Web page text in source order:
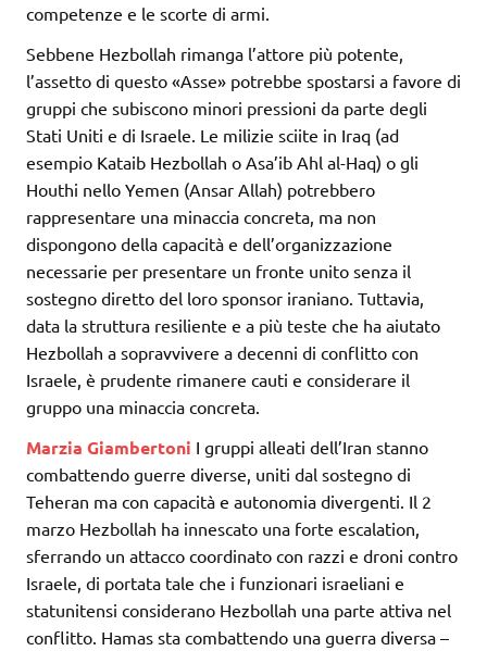
competenze e le scorte di armi.
Sebbene Hezbollah rimanga l’attore più potente,
l’assetto di questo «Asse» potrebbe spostarsi a favore di
gruppi che subiscono minori pressioni da parte degli
Stati Uniti e di Israele. Le milizie sciite in Iraq (ad
esempio Kataib Hezbollah o Asa’ib Ahl al-Haq) o gli
Houthi nello Yemen (Ansar Allah) potrebbero
rappresentare una minaccia concreta, ma non
dispongono della capacità e dell’organizzazione
necessarie per presentare un fronte unito senza il
sostegno diretto del loro sponsor iraniano. Tuttavia,
data la struttura resiliente e a più teste che ha aiutato
Hezbollah a sopravvivere a decenni di conflitto con
Israele, è prudente rimanere cauti e considerare il
gruppo una minaccia concreta.
Marzia Giambertoni I gruppi alleati dell’Iran stanno
combattendo guerre diverse, uniti dal sostegno di
Teheran ma con capacità e autonomia divergenti. Il 2
marzo Hezbollah ha innescato una forte escalation,
sferrando un attacco coordinato con razzi e droni contro
Israele, di portata tale che i funzionari israeliani e
statunitensi considerano Hezbollah una parte attiva nel
conflitto. Hamas sta combattendo una guerra diversa –